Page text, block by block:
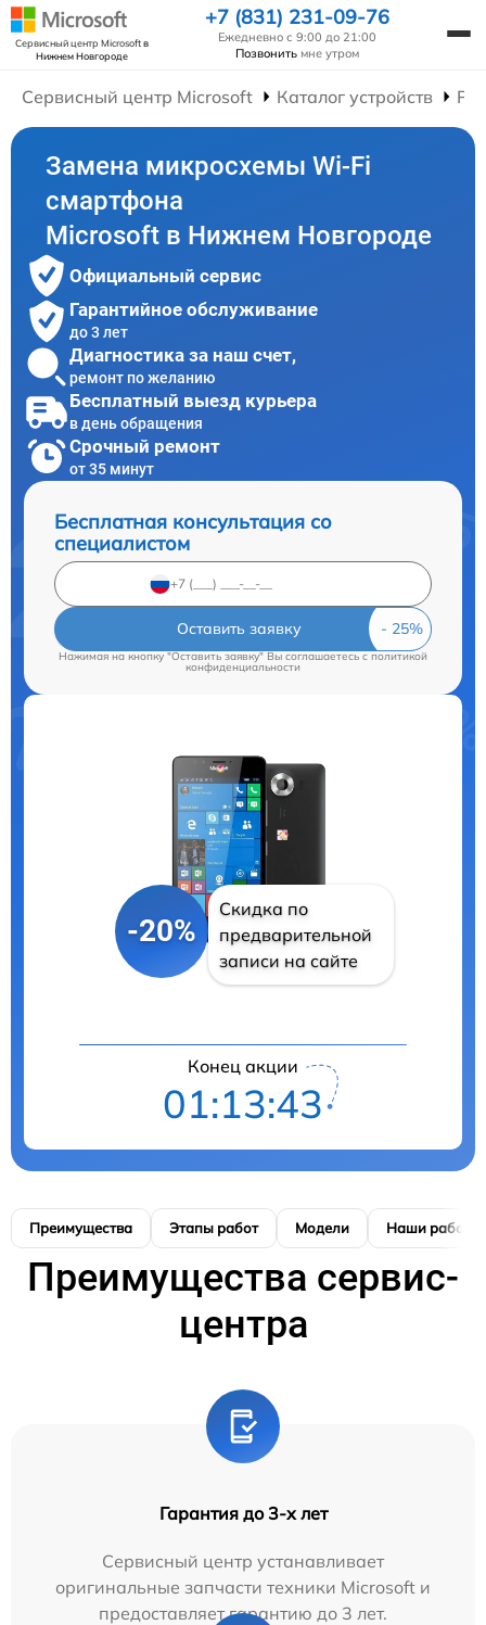
Сервисный центр Microsoftв
Нижнем Новгороде
+7 (831) 231-09-76
Ежедневно с 9:00 до 21:00
Позвонить мне утром
Сервисный центр Microsoft Каталог устройств
Замена микросхемы Wi-Fi
смартфона
Microsoft в Нижнем Новгороде
Официальный сервис
Гарантийное обслуживание
до 3 лет
Диагностика за наш счет,
ремонт по желанию
Бесплатный выезд курьера
в день обращения
Срочный ремонт
от 35 минут
Бесплатная консультация со
специалистом
Оставить заявку
Нажимая на кнопку "Оставить заявку" Вы соглашаетесь cполитикой
конфиденциальности
-20%
Скидка по
предварительной
записи на сайте
Конец акции
01:13:42
Преимущества Этапы работ Модели Наши работы
Преимущества сервис-
центра
Гарантия до 3-х лет
Сервисный центр устанавливает
оригинальные запчасти техники Microsoft и
предоставляет гарантию до 3 лет.